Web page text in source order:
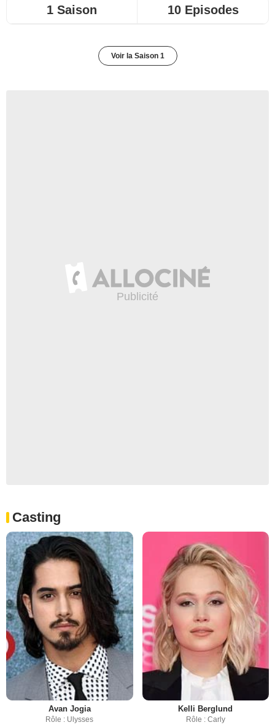
1 Saison 10 Episodes
Voir la Saison 1
Casting
Avan Jogia
Rôle : Ulysses
Kelli Berglund
Rôle : Carly